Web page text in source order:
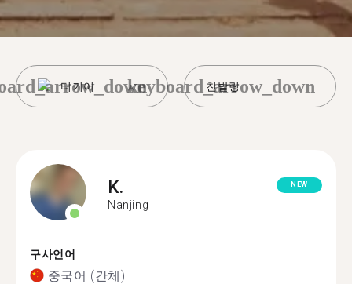
터키어 친발링
keyboard_arrow_down
K.
Nanjing
NEW
구사언어
중국어 (간체)